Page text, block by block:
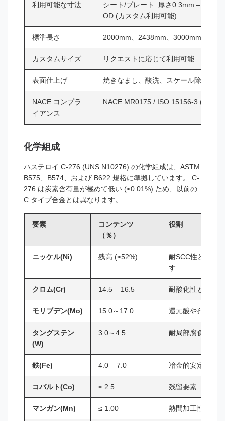
利用可能な寸法
シート/プレート: 厚さ0.3mm –
OD (カスタム利用可能)
標準長さ 2000mm、2438mm、3000mm、
カスタムサイズ リクエストに応じて利用可能
表面仕上げ 焼きなまし、酸洗、スケール除去
NACE コンプラ
イアンス
NACE MR0175 / ISO 15156-3 (酸性
化学組成
ハステロイ C-276 (UNS N10276) の化学組成は、ASTM
B575、B574、および B622 規格に準拠しています。 C-
276 は炭素含有量が極めて低い (≤0.01%) ため、以前の
C タイプ合金とは異なります。
要素
コンテンツ
（％）
役割
ニッケル(Ni) 残高 (≥52%)
耐SCC性とオー
す
クロム(Cr) 14.5 – 16.5 耐酸化性と耐腐
モリブデン(Mo) 15.0～17.0 還元酸や孔食に
タングステン
(W)
3.0～4.5 耐局部腐食性を
鉄(Fe) 4.0 – 7.0 冶金的安定性の
コバルト(Co) ≤ 2.5 残留要素
マンガン(Mn) ≤ 1.00 熱間加工性の向上